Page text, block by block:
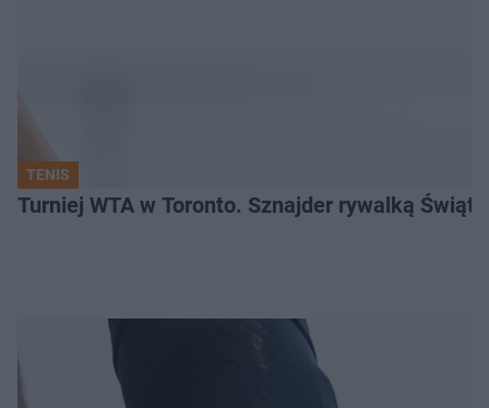
TENIS
Turniej WTA w Toronto. Sznajder rywalką